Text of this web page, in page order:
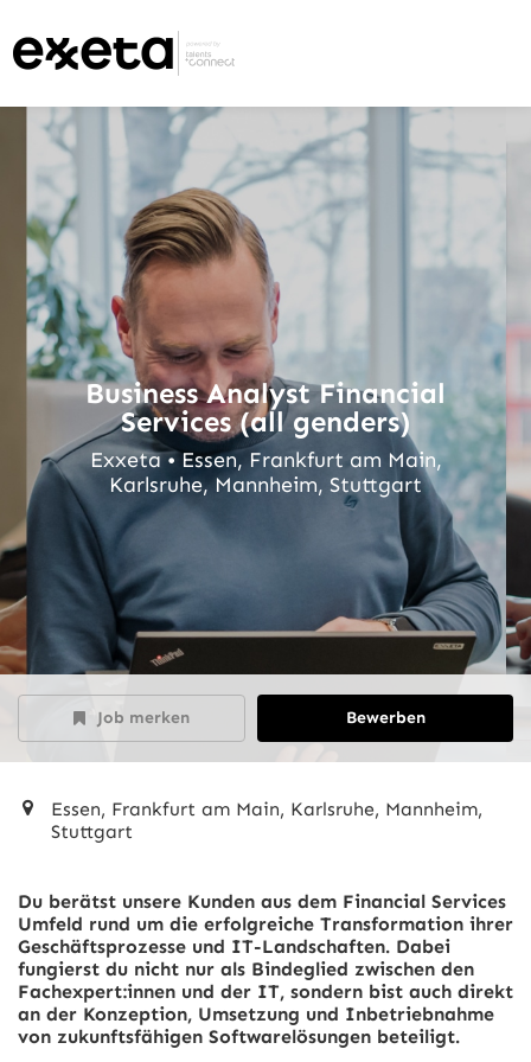
Business Analyst Financial
Services (all genders)
Exxeta • Essen, Frankfurt am Main,
Karlsruhe, Mannheim, Stuttgart
Job merken Bewerben
Essen, Frankfurt am Main, Karlsruhe, Mannheim,
Stuttgart
Du berätst unsere Kunden aus dem Financial Services
Umfeld rund um die erfolgreiche Transformation ihrer
Geschäftsprozesse und IT-Landschaften. Dabei
fungierst du nicht nur als Bindeglied zwischen den
Fachexpert:innen und der IT, sondern bist auch direkt
an der Konzeption, Umsetzung und Inbetriebnahme
von zukunftsfähigen Softwarelösungen beteiligt.